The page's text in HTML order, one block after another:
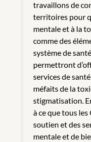
travaillons de
territoires pour
mentale et à la
comme des
système de
permettront
services de
méfaits de la
stigmatisation.
à ce que tous
soutien et des
mentale et de